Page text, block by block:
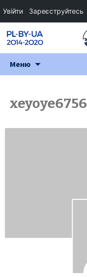
Меню
xeyoye6756
Увійти Зареєструйтесь